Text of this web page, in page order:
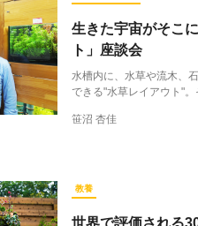
生きた宇宙がそこ
ト」座談会
水槽内に、水草や流木、
できる"水草レイアウト"
笹沼 杏佳
教養
世界で評価される